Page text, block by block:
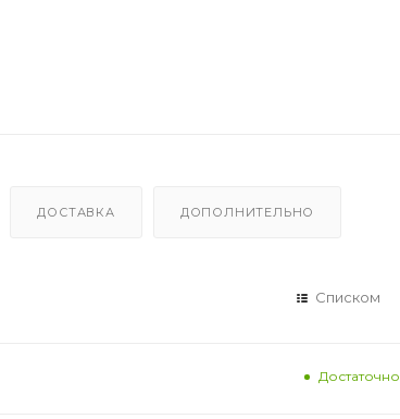
ДОСТАВКА ДОПОЛНИТЕЛЬНО
Списком
Достаточно